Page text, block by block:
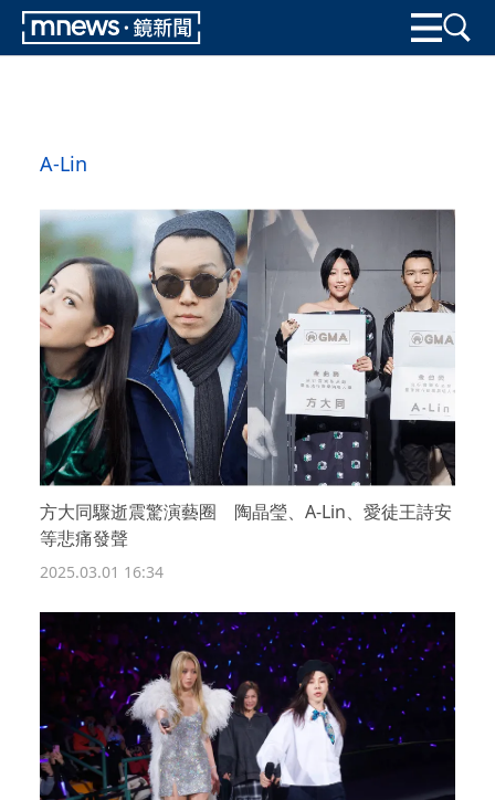
A-Lin
方大同驟逝震驚演藝圈 陶晶瑩、A-Lin、愛徒王詩安
等悲痛發聲
2025.03.01 16:34